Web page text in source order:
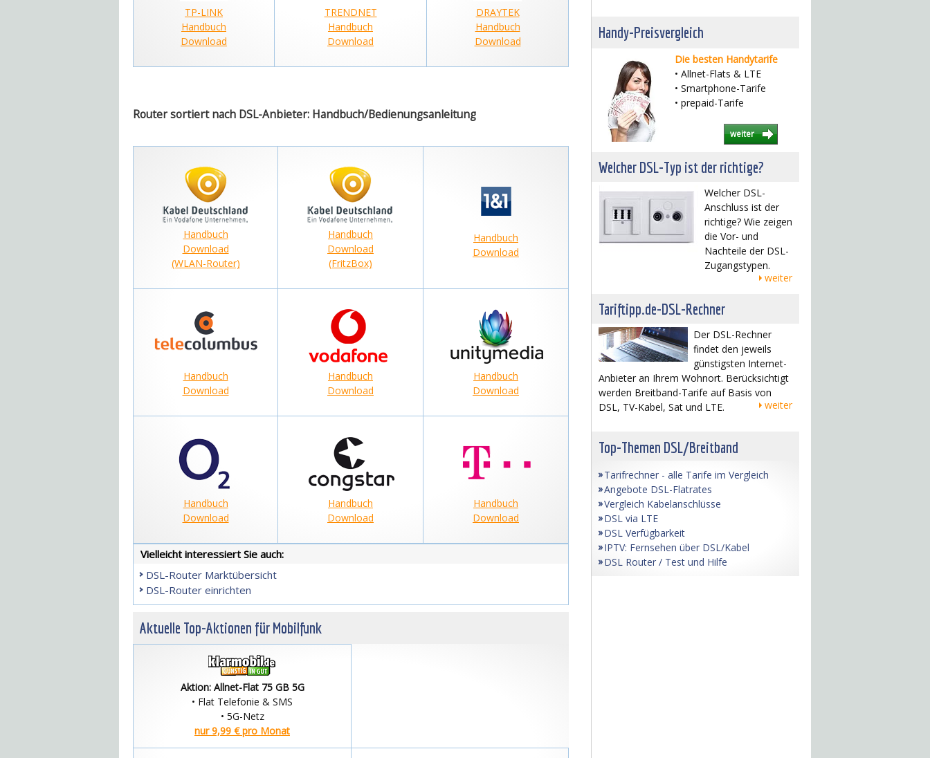
TP-LINK
Handbuch
Download
TRENDNET
Handbuch
Download
DRAYTEK
Handbuch
Download
Router sortiert nach DSL-Anbieter: Handbuch/Bedienungsanleitung
Handbuch
Download
(WLAN-Router)
Handbuch
Download
(FritzBox)
Handbuch
Download
Handbuch
Download
Handbuch
Download
Handbuch
Download
Handbuch
Download
Handbuch
Download
Handbuch
Download
Vielleicht interessiert Sie auch:
DSL-Router Marktübersicht
DSL-Router einrichten
Aktuelle Top-Aktionen für Mobilfunk
Aktion: Allnet-Flat 75 GB 5G
• Flat Telefonie & SMS
• 5G-Netz
nur 9,99 € pro Monat
Handy-Preisvergleich
Die besten Handytarife
• Allnet-Flats & LTE
• Smartphone-Tarife
• prepaid-Tarife
weiter
Welcher DSL-Typ ist der richtige?
Welcher DSL-
Anschluss ist der
richtige? Wie zeigen
die Vor- und
Nachteile der DSL-
Zugangstypen.
weiter
Tariftipp.de-DSL-Rechner
Der DSL-Rechner
findet den jeweils
günstigsten Internet-
Anbieter an Ihrem Wohnort. Berücksichtigt
werden Breitband-Tarife auf Basis von
DSL, TV-Kabel, Sat und LTE.
weiter
Top-Themen DSL/Breitband
Tarifrechner - alle Tarife im Vergleich
Angebote DSL-Flatrates
Vergleich Kabelanschlüsse
DSL via LTE
DSL Verfügbarkeit
IPTV: Fernsehen über DSL/Kabel
DSL Router / Test und Hilfe